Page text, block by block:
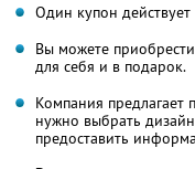
Один купон
Вы можете
для себя и в подарок.
Компания предлагает
нужно выбрать
предоставить